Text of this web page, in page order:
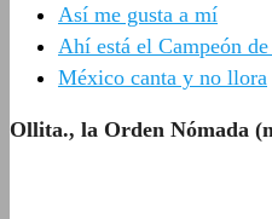
Así me gusta a mí
Ahí está el Campeón
México canta y no llora
Ollita., la Orden Nómada